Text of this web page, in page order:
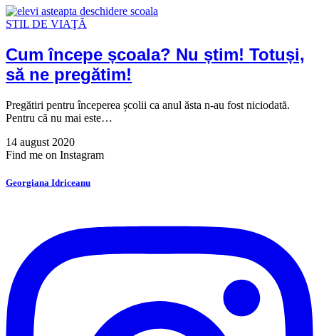
STIL DE VIAŢĂ
Cum începe școala? Nu știm! Totuși,
să ne pregătim!
Pregătiri pentru începerea școlii ca anul ăsta n-au fost niciodată.
Pentru că nu mai este…
14 august 2020
Find me on Instagram
Georgiana Idriceanu